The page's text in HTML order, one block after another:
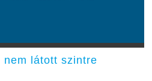
nem látott szintre